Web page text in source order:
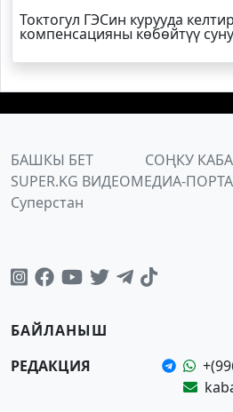
Токтогул ГЭСин курууда
компенсацияны көбөйтүү
БАШКЫ БЕТ СОҢКУ
SUPER.KG ВИДЕОМЕДИА-
Суперстан
БАЙЛАНЫШ
РЕДАКЦИЯ